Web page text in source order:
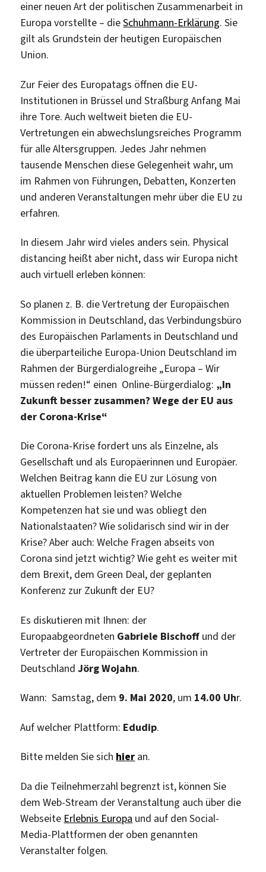
einer neuen Art der politischen Zusammenarbeit in
Europa vorstellte – dieSchuhmann-Erklärung. Sie
gilt als Grundstein der heutigen Europäischen
Union.
Zur Feier des Europatags öffnen die EU-
Institutionen in Brüssel und Straßburg Anfang Mai
ihre Tore. Auch weltweit bieten die EU-
Vertretungen ein abwechslungsreiches Programm
für alle Altersgruppen. Jedes Jahr nehmen
tausende Menschen diese Gelegenheit wahr, um
im Rahmen von Führungen, Debatten, Konzerten
und anderen Veranstaltungen mehr über die EU zu
erfahren.
In diesem Jahr wird vieles anders sein. Physical
distancing heißt aber nicht, dass wir Europa nicht
auch virtuell erleben können:
So planen z. B. die Vertretung der Europäischen
Kommission in Deutschland, das Verbindungsbüro
des Europäischen Parlaments in Deutschland und
die überparteiliche Europa-Union Deutschland im
Rahmen der Bürgerdialogreihe „Europa – Wir
müssen reden!“ einen Online-Bürgerdialog: „In
Zukunft besser zusammen? Wege der EU aus
der Corona-Krise“
Die Corona-Krise fordert uns als Einzelne, als
Gesellschaft und als Europäerinnen und Europäer.
Welchen Beitrag kann die EU zur Lösung von
aktuellen Problemen leisten? Welche
Kompetenzen hat sie und was obliegt den
Nationalstaaten? Wie solidarisch sind wir in der
Krise? Aber auch: Welche Fragen abseits von
Corona sind jetzt wichtig? Wie geht es weiter mit
dem Brexit, dem Green Deal, der geplanten
Konferenz zur Zukunft der EU?
Es diskutieren mit Ihnen: der
Europaabgeordneten Gabriele Bischoff und der
Vertreter der Europäischen Kommission in
DeutschlandJörg Wojahn.
Wann: Samstag, dem 9. Mai 2020, um 14.00 Uhr.
Auf welcher Plattform: Edudip.
Bitte melden Sie sich hier an.
Da die Teilnehmerzahl begrenzt ist, können Sie
dem Web-Stream der Veranstaltung auch über die
Webseite Erlebnis Europa und auf den Social-
Media-Plattformen der oben genannten
Veranstalter folgen.